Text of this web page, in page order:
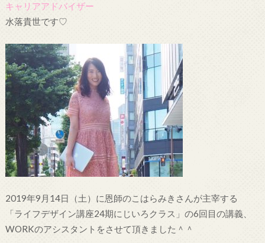
キャリアアドバイザー
水落貴世です♡
2019年9月14日（土）に恩師のこはらみきさんが主宰する
「ライフデザイン講座24期にじいろクラス」の6回目の講義、
WORKのアシスタントをさせて頂きました＾＾